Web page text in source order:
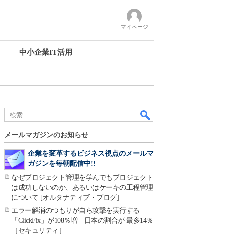
マイページ
中小企業IT活用
メールマガジンのお知らせ
企業を変革するビジネス視点のメールマ
ガジンを毎朝配信中!!
なぜプロジェクト管理を学んでもプロジェクト
は成功しないのか、あるいはケーキの工程管理
について [オルタナティブ・ブログ]
エラー解消のつもりが自ら攻撃を実行する
「ClickFix」が108％増 日本の割合が 最多14％
［セキュリティ］